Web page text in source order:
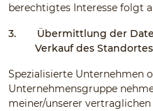
berechtigtes Interesse folgt
3.
Übermittlung der
Verkauf des Standortes
Spezialisierte Unternehmen
Unternehmensgruppe
meiner/unserer